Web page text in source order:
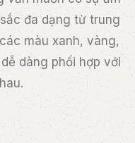
đa dạng từ trung
màu xanh, vàng,
dàng phối hợp với